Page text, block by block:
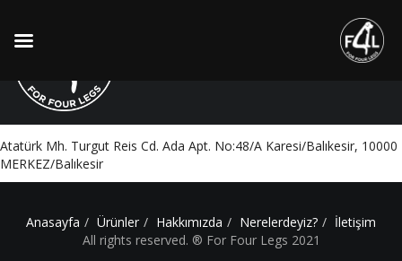
Pati Pet Veteriner Kliniği
Atatürk Mh. Turgut Reis Cd. Ada Apt. No:48/A Karesi/Balıkesir, 10000
MERKEZ/Balıkesir
Anasayfa Ürünler Hakkımızda Nerelerdeyiz?
İletişim
All rights reserved. ® For Four Legs 2021